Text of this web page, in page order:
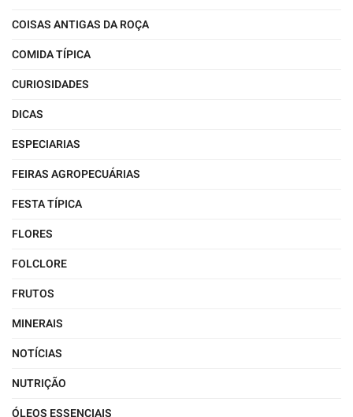
COISAS ANTIGAS DA ROÇA
COMIDA TÍPICA
CURIOSIDADES
DICAS
ESPECIARIAS
FEIRAS AGROPECUÁRIAS
FESTA TÍPICA
FLORES
FOLCLORE
FRUTOS
MINERAIS
NOTÍCIAS
NUTRIÇÃO
ÓLEOS ESSENCIAIS